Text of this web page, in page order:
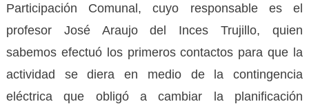
Participación Comunal, cuyo responsable es el
profesor José Araujo del Inces Trujillo, quien
sabemos efectuó los primeros contactos para que la
actividad se diera en medio de la contingencia
eléctrica que obligó a cambiar la planificación